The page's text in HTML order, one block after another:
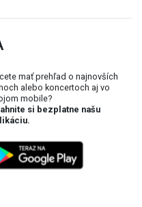
mať prehľad o najnovších
alebo koncertoch aj vo
mobile?
si bezplatne našu